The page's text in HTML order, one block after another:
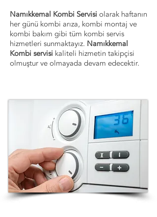
Namıkkemal Kombi Servisi olarak haftanın
her günü kombi arıza, kombi montaj ve
kombi bakım gibi tüm kombi servis
hizmetleri sunmaktayız. Namıkkemal
Kombi servisi kaliteli hizmetin takipçisi
olmuştur ve olmayada devam edecektir.